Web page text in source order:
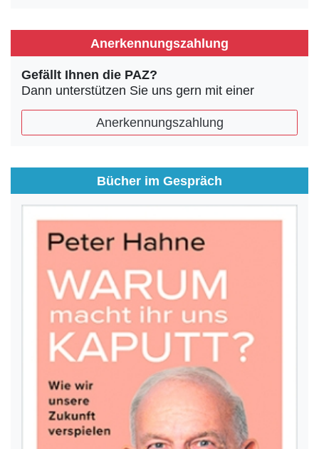
Anerkennungszahlung
Gefällt Ihnen die PAZ?
Dann unterstützen Sie uns gern mit einer
Anerkennungszahlung
Bücher im Gespräch